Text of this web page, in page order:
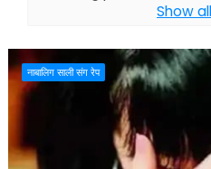
Show
नाबालिग साली संग रेप